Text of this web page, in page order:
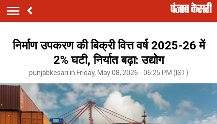
निर्माण उपकरण की बिक्री वित्त वर्ष 2025-26 में
2% घटी, निर्यात बढ़ा: उद्योग
punjabkesari.in Friday, May 08, 2026 - 06:25 PM (IST)